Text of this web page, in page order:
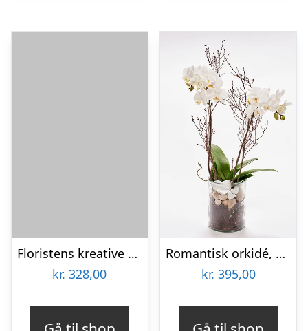
Floristens kreative valg i æske med marcipanhjerter
kr. 328,00
Romantisk orkidé, floristens valg – Send blomster med Bloomit
kr. 395,00